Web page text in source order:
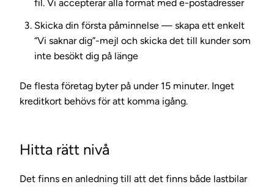
fil. Vi accepterar alla format med e-postadresser
Skicka din första påminnelse — skapa ett enkelt
“Vi saknar dig”-mejl och skicka det till kunder som
inte besökt dig på länge
De flesta företag byter på under 15 minuter. Inget
kreditkort behövs för att komma igång.
Hitta rätt nivå
Det finns en anledning till att det finns både lastbilar